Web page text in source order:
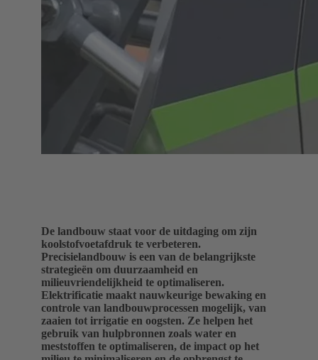
De landbouw staat voor de uitdaging om zijn
koolstofvoetafdruk te verbeteren.
Precisielandbouw is een van de belangrijkste
strategieën om duurzaamheid en
milieuvriendelijkheid te optimaliseren.
Elektrificatie maakt nauwkeurige bewaking en
controle van landbouwprocessen mogelijk, van
zaaien tot irrigatie en oogsten. Ze helpen het
gebruik van hulpbronnen zoals water en
meststoffen te optimaliseren, de impact op het